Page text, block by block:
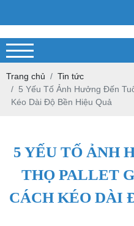
Trang chủ
Tin tức
5 Yếu Tố Ảnh Hưởng Đến
Kéo Dài Độ Bền Hiệu Quả
5 YẾU TỐ ẢNH
THỌ PALLET
CÁCH KÉO DÀI